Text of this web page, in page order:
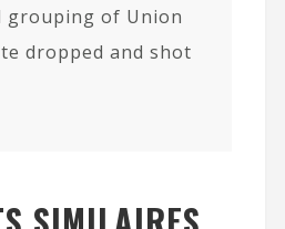
grouping of Union
dropped and shot